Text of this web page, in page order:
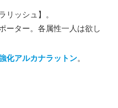
リッシュ】。
ーター。各属性一人は欲し
化アルカナラットン。